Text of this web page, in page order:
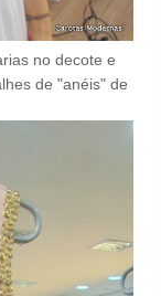
no decote e
de "anéis" de